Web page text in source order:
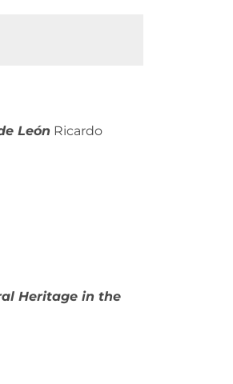
León Ricardo
Heritage in the